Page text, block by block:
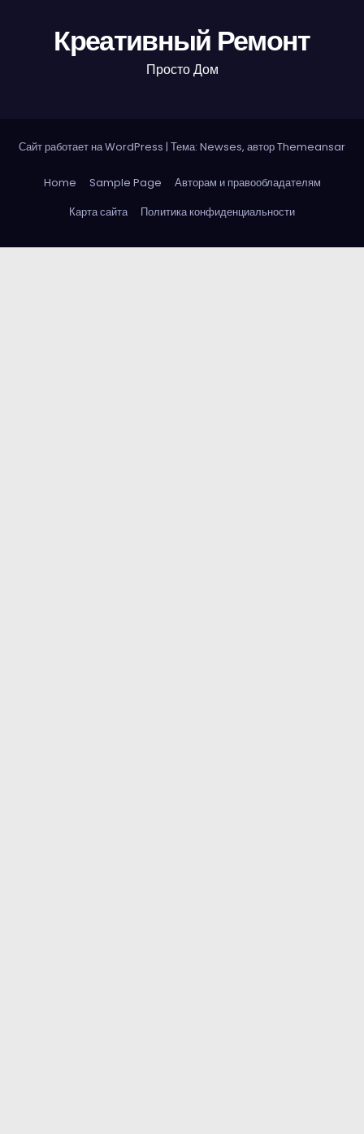
Креативный Ремонт
Просто Дом
Сайт работает на WordPress | Тема: Newses, авторThemeansar
Home Sample Page
Авторам и правообладателям
Карта сайта
Политика конфиденциальности